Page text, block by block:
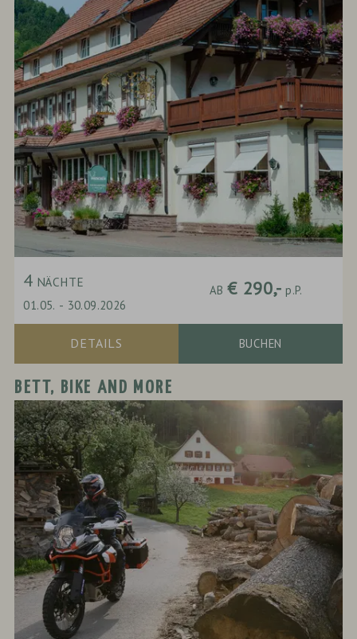
4 NÄCHTE
01.05. - 30.09.2026
AB € 290,- p.P.
DETAILS BUCHEN
BETT, BIKE AND MORE